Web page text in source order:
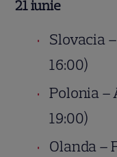
21 iunie
Slovacia
16:00)
Polonia –
19:00)
Olanda –